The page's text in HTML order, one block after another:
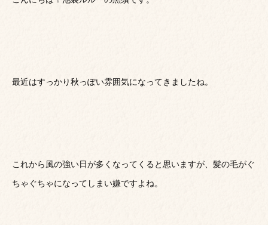
最近はすっかり秋っぽい雰囲気になってきましたね。
これから風の強い日が多くなってくると思いますが、髪の毛がぐ
ちゃぐちゃになってしまい嫌ですよね。